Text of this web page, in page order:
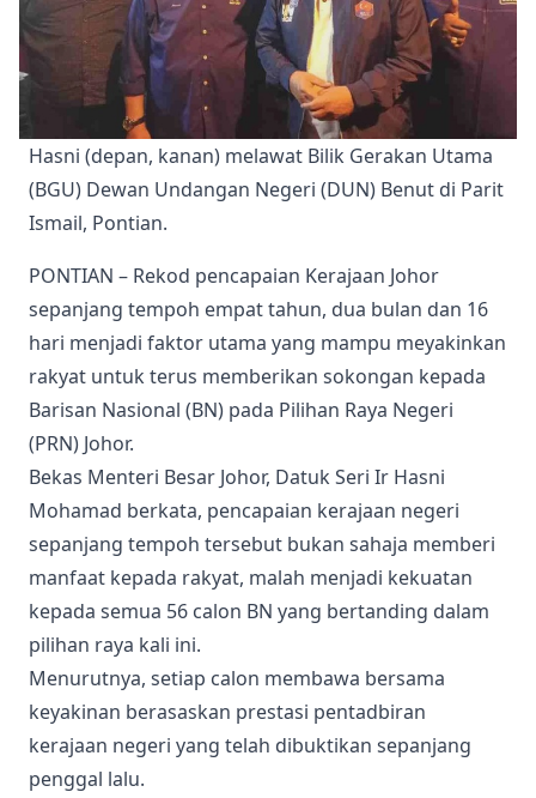
Hasni (depan, kanan) melawat Bilik Gerakan Utama
(BGU) Dewan Undangan Negeri (DUN) Benut di Parit
Ismail, Pontian.
PONTIAN – Rekod pencapaian Kerajaan Johor
sepanjang tempoh empat tahun, dua bulan dan 16
hari menjadi faktor utama yang mampu meyakinkan
rakyat untuk terus memberikan sokongan kepada
Barisan Nasional (BN) pada Pilihan Raya Negeri
(PRN) Johor.
Bekas Menteri Besar Johor, Datuk Seri Ir Hasni
Mohamad berkata, pencapaian kerajaan negeri
sepanjang tempoh tersebut bukan sahaja memberi
manfaat kepada rakyat, malah menjadi kekuatan
kepada semua 56 calon BN yang bertanding dalam
pilihan raya kali ini.
Menurutnya, setiap calon membawa bersama
keyakinan berasaskan prestasi pentadbiran
kerajaan negeri yang telah dibuktikan sepanjang
penggal lalu.